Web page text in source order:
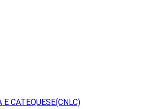
CATEQUESE(CNLC)